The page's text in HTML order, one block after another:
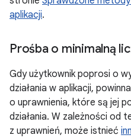
aplikacji.
Prośba o minimalną
Gdy użytkownik poprosi o
działania w aplikacji,
o uprawnienia, które są jej
działania. W zależności od
z uprawnień, może istnieć